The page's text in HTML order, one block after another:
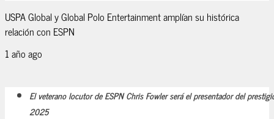
USPA Global y Global Polo Entertainment amplían su histórica
relación con ESPN
1 año ago
El veterano locutor de ESPN Chris Fowler será el presentador del
2025